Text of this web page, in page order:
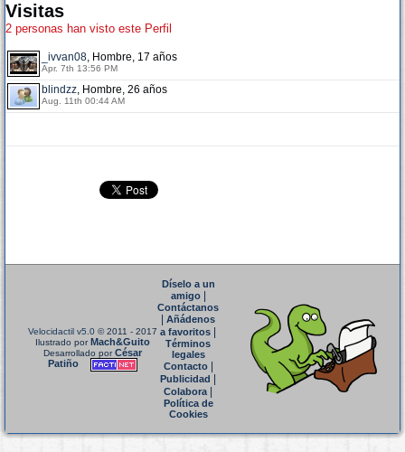
Visitas
2 personas han visto este Perfil
_ivvan08, Hombre, 17 años
Apr. 7th 13:56 PM
blindzz, Hombre, 26 años
Aug. 11th 00:44 AM
Velocidactil v5.0 © 2011 - 2017
Ilustrado porMach&Guito
Desarrollado porCésar
Patiño
Díselo a un
amigo|
Contáctanos
Añádenos
a favoritos
Términos
legales
Contacto|
Publicidad
Colabora|
Política de
Cookies